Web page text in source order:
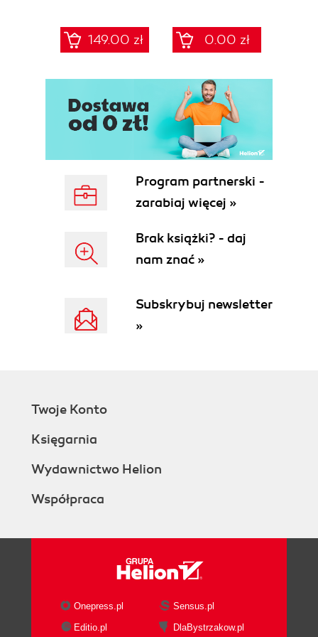
Cyberbezpieczeństwa
Frameworki,
procedury, audyt
compliance
149.00 zł
przewodnik po 68
szablonach
NIS2/UoKSC dla
kluczowych i
ważnych
0.00 zł
Program partnerski -
zarabiaj więcej »
Brak książki? - daj
nam znać »
Subskrybuj newsletter
»
Twoje Konto
Księgarnia
Wydawnictwo Helion
Współpraca
Onepress.pl
Sensus.pl
Editio.pl
DlaBystrzakow.pl